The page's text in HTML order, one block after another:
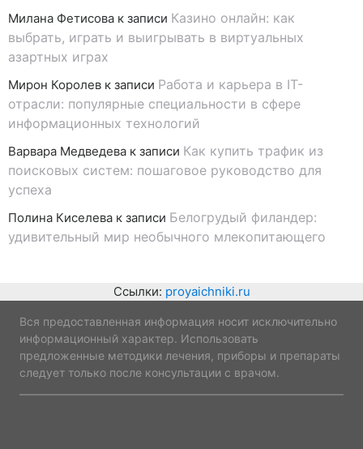
Милана Фетисова к записи Казино онлайн: как
выбрать, играть и выигрывать в виртуальных
азартных играх
Мирон Королев к записи Работа и карьера в IT-
отрасли: популярные специальности в сфере
информационных технологий
Варвара Медведева к записи Как купить трафик из
поисковых систем: пошаговое руководство для
успеха
Полина Киселева к записи Белогрудый филандер:
удивительный мир необычного млекопитающего
Ссылки: proyaichniki.ru
Вся предоставленная информация носит исключительно
информационный характер. Использовать
предложенные методики лечения, приборы и препараты
следует только после консультации с врачом.